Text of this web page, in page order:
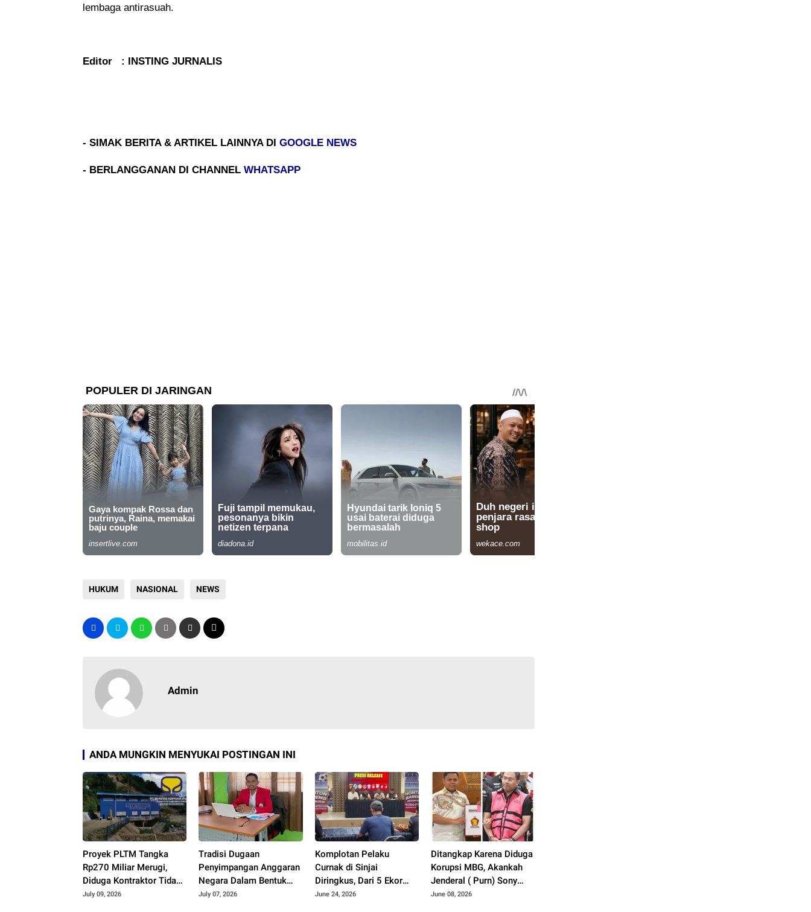
lembaga antirasuah.
Editor : INSTING JURNALIS
- SIMAK BERITA & ARTIKEL LAINNYA DI GOOGLE NEWS
- BERLANGGANAN DI CHANNEL WHATSAPP
HUKUM NASIONAL NEWS
Admin
ANDA MUNGKIN MENYUKAI POSTINGAN INI
Proyek PLTM Tangka
Rp270 Miliar Merugi,
Diduga Kontraktor Tidak
Profesional, Berikut
July 09, 2026
Tradisi Dugaan
Penyimpangan Anggaran
Negara Dalam Bentuk
SPPD, Praktisi Hukum
July 07, 2026
Komplotan Pelaku
Curnak di Sinjai
Diringkus, Dari 5 Ekor
yang Hilang Kembali 2
June 24, 2026
Ditangkap Karena Diduga
Korupsi MBG, Akankah
Jenderal ( Purn) Sony
Sonjaya Menyeret Nama
June 08, 2026